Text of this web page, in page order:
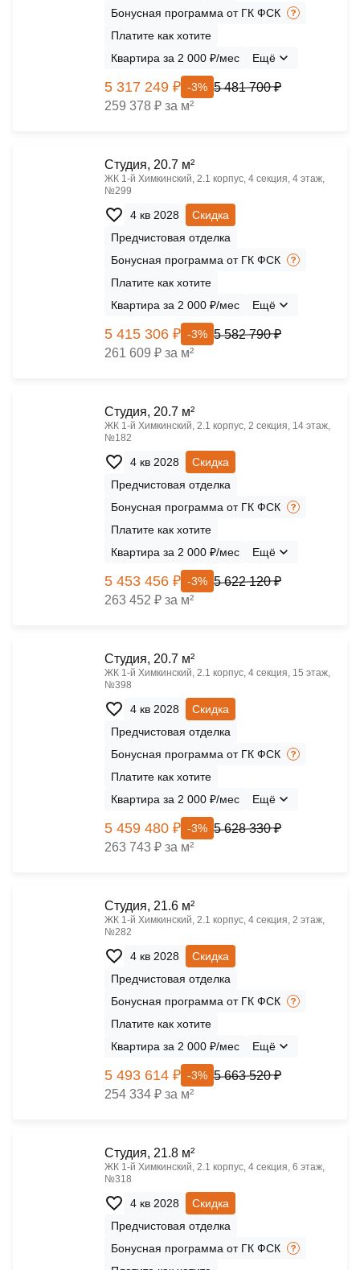
Бонусная программа от ГК ФСК
Платите как хотите
Квартира за 2 000 ₽/мес
Ещё
5 317 249 ₽ -3% 5 481 700 ₽
259 378 ₽ за м²
Cтудия, 20.7 м²
ЖК 1‑й Химкинский, 2.1 корпус, 4 секция, 4 этаж,
№299
4 кв 2028
Скидка
Предчистовая отделка
Бонусная программа от ГК ФСК
Платите как хотите
Квартира за 2 000 ₽/мес
Ещё
5 415 306 ₽ -3% 5 582 790 ₽
261 609 ₽ за м²
Cтудия, 20.7 м²
ЖК 1‑й Химкинский, 2.1 корпус, 2 секция, 14 этаж,
№182
4 кв 2028
Скидка
Предчистовая отделка
Бонусная программа от ГК ФСК
Платите как хотите
Квартира за 2 000 ₽/мес
Ещё
5 453 456 ₽ -3% 5 622 120 ₽
263 452 ₽ за м²
Cтудия, 20.7 м²
ЖК 1‑й Химкинский, 2.1 корпус, 4 секция, 15 этаж,
№398
4 кв 2028
Скидка
Предчистовая отделка
Бонусная программа от ГК ФСК
Платите как хотите
Квартира за 2 000 ₽/мес
Ещё
5 459 480 ₽ -3% 5 628 330 ₽
263 743 ₽ за м²
Cтудия, 21.6 м²
ЖК 1‑й Химкинский, 2.1 корпус, 4 секция, 2 этаж,
№282
4 кв 2028
Скидка
Предчистовая отделка
Бонусная программа от ГК ФСК
Платите как хотите
Квартира за 2 000 ₽/мес
Ещё
5 493 614 ₽ -3% 5 663 520 ₽
254 334 ₽ за м²
Cтудия, 21.8 м²
ЖК 1‑й Химкинский, 2.1 корпус, 4 секция, 6 этаж,
№318
4 кв 2028
Скидка
Предчистовая отделка
Бонусная программа от ГК ФСК